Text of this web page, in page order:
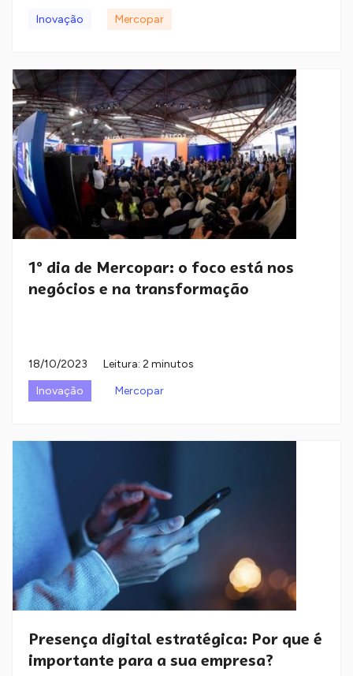
Inovação Mercopar
1º dia de Mercopar: o foco está nos
negócios e na transformação
18/10/2023
Leitura: 2 minutos
Inovação
Mercopar
Presença digital estratégica: Por que é
importante para a sua empresa?